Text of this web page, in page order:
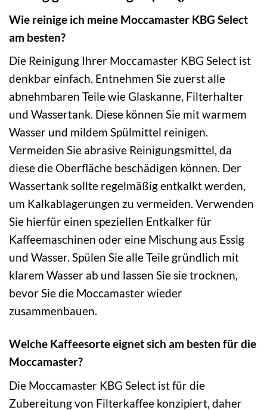
Wie reinige ich meine Moccamaster KBG Select
am besten?
Die Reinigung Ihrer Moccamaster KBG Select ist
denkbar einfach. Entnehmen Sie zuerst alle
abnehmbaren Teile wie Glaskanne, Filterhalter
und Wassertank. Diese können Sie mit warmem
Wasser und mildem Spülmittel reinigen.
Vermeiden Sie abrasive Reinigungsmittel, da
diese die Oberfläche beschädigen können. Der
Wassertank sollte regelmäßig entkalkt werden,
um Kalkablagerungen zu vermeiden. Verwenden
Sie hierfür einen speziellen Entkalker für
Kaffeemaschinen oder eine Mischung aus Essig
und Wasser. Spülen Sie alle Teile gründlich mit
klarem Wasser ab und lassen Sie sie trocknen,
bevor Sie die Moccamaster wieder
zusammenbauen.
Welche Kaffeesorte eignet sich am besten für die
Moccamaster?
Die Moccamaster KBG Select ist für die
Zubereitung von Filterkaffee konzipiert, daher